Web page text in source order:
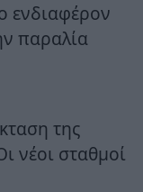
ενδιαφέρον
παραλία
της
νέοι σταθμοί